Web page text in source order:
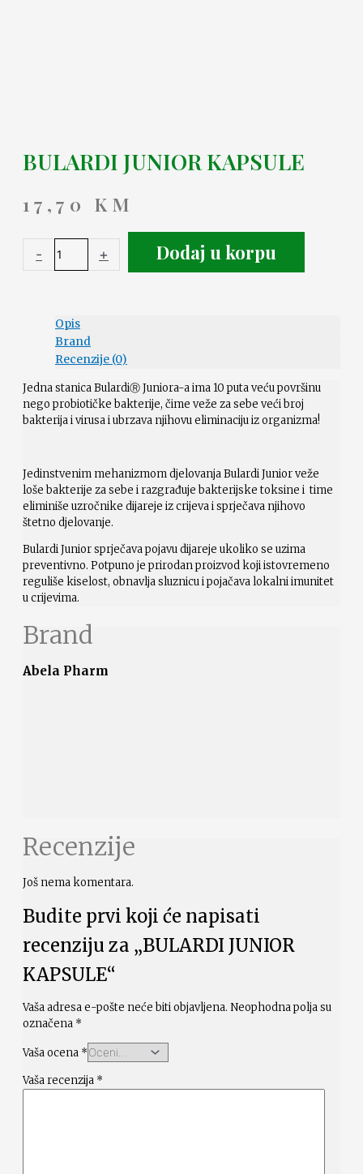
BULARDI JUNIOR KAPSULE
17,70 KM
- + Dodaj u korpu
Opis
Brand
Recenzije (0)
Jedna stanica BulardiⓇ Juniora-a ima 10 puta veću površinu
nego probiotičke bakterije, čime veže za sebe veći broj
bakterija i virusa i ubrzava njihovu eliminaciju iz organizma!
Jedinstvenim mehanizmom djelovanja Bulardi Junior veže
loše bakterije za sebe i razgrađuje bakterijske toksine i time
eliminiše uzročnike dijareje iz crijeva i sprječava njihovo
štetno djelovanje.
Bulardi Junior sprječava pojavu dijareje ukoliko se uzima
preventivno. Potpuno je prirodan proizvod koji istovremeno
reguliše kiselost, obnavlja sluznicu i pojačava lokalni imunitet
u crijevima.
Brand
Abela Pharm
Recenzije
Još nema komentara.
Budite prvi koji će napisati
recenziju za „BULARDI JUNIOR
KAPSULE“
Vaša adresa e-pošte neće biti objavljena. Neophodna polja su
označena *
Vaša ocena *
Vaša recenzija *